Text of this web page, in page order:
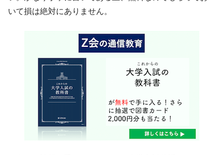
いて損は絶対にありません。